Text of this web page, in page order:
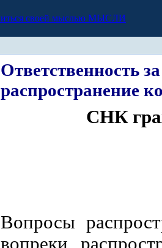
МЫСЛИ
Ответственность
распространение
СНК
Вопросы
вопреки